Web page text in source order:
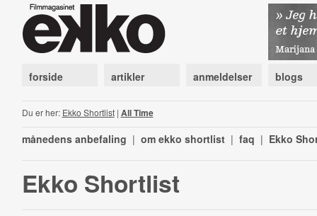
forside artikler anmeldelser blogs
Du er her: Ekko Shortlist| All Time
månedens anbefaling | om ekko shortlist | faq | Ekko
Ekko Shortlist